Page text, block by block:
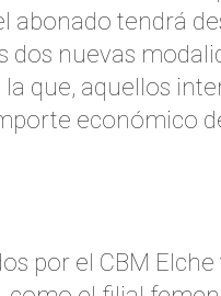
abonado tendrá
dos nuevas
que, aquellos
económico
por el CBM